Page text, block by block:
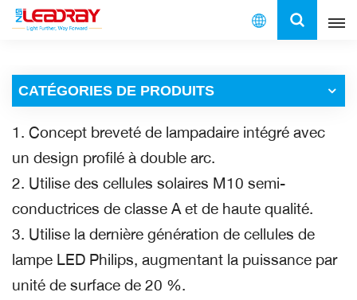
Français
français
العربية
CATÉGORIES DE PRODUITS
1. Concept breveté de lampadaire intégré avec
un design profilé à double arc.
2. Utilise des cellules solaires M10 semi-
conductrices de classe A et de haute qualité.
3. Utilise la dernière génération de cellules de
lampe LED Philips, augmentant la puissance par
unité de surface de 20 %.